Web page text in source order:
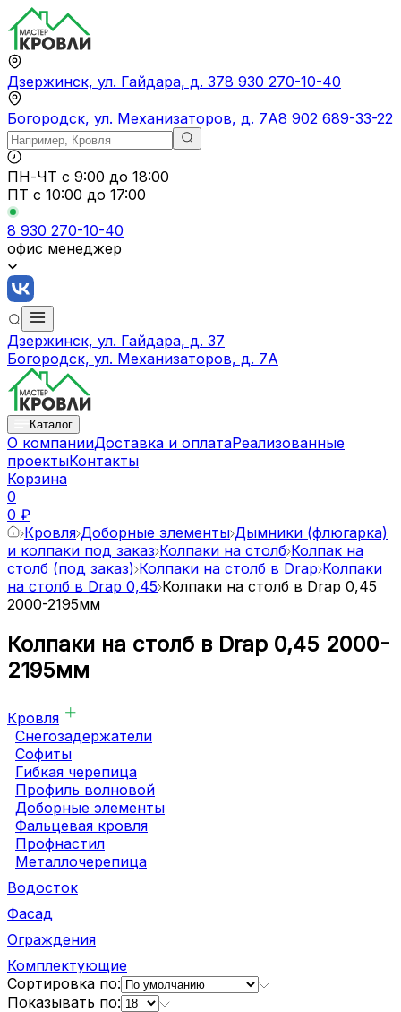
Дзержинск, ул. Гайдара, д. 378 930 270-10-40
Богородск, ул. Механизаторов, д. 7А8 902 689-33-22
ПН-ЧТ с 9:00 до 18:00
ПТ с 10:00 до 17:00
8 930 270-10-40
офис менеджер
Дзержинск, ул. Гайдара, д. 37
Богородск, ул. Механизаторов, д. 7А
Каталог
О компанииДоставка и оплатаРеализованные
проектыКонтакты
Корзина
0
0 ₽
Кровля Доборные элементы Дымники (флюгарка)
и колпаки под заказ Колпаки на столб Колпак на
столб (под заказ) Колпаки на столб в Drap Колпаки
на столб в Drap 0,45 Колпаки на столб в Drap 0,45
2000-2195мм
Колпаки на столб в Drap 0,45 2000-
2195мм
Кровля
Снегозадержатели
Софиты
Гибкая черепица
Профиль волновой
Доборные элементы
Фальцевая кровля
Профнастил
Металлочерепица
Водосток
Фасад
Ограждения
Комплектующие
Сортировка по:
Показывать по: